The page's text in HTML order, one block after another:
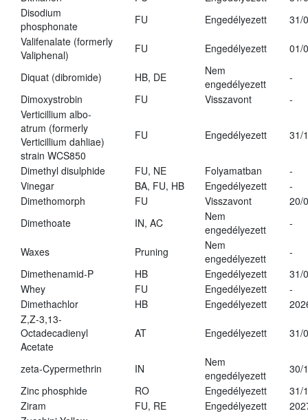
Disodium
phosphonate
FU Engedélyezett
31/
Valifenalate (formerly
Valiphenal)
FU Engedélyezett 01/
Diquat (dibromide) HB, DE
Nem
engedélyezett
-
Dimoxystrobin
FU Visszavont
-
Verticillium albo-
atrum (formerly
Verticillium dahliae)
strain WCS850
FU Engedélyezett 31/
Dimethyl disulphide FU, NE Folyamatban
-
Vinegar
BA, FU, HB Engedélyezett
-
Dimethomorph
FU Visszavont
20/
Dimethoate
IN, AC
Nem
engedélyezett
-
Waxes Pruning
Nem
engedélyezett
-
Dimethenamid-P
HB Engedélyezett
31/
Whey
FU Engedélyezett
-
Dimethachlor
HB Engedélyezett
Z,Z-3,13-
Octadecadienyl
Acetate
AT Engedélyezett 31/
zeta-Cypermethrin IN
Nem
engedélyezett
30/
Zinc phosphide
RO Engedélyezett
31/
Ziram
FU, RE Engedélyezett